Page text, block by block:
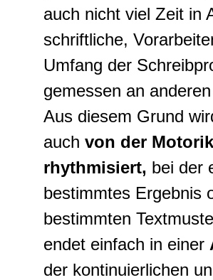
auch nicht viel Zeit in
schriftliche,
Umfang der
gemessen an
Aus diesem Grund
auch von der
rhythmisiert, bei der
bestimmtes Ergebnis
bestimmten
endet einfach in einer
der kontinuierlichen